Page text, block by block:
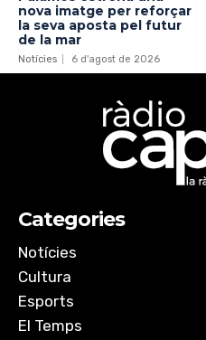
nova imatge per reforçar
la seva aposta pel futur
de la mar
Notícies 6 d'agost de 2026
Categories
Notícies
Cultura
Esports
El Temps